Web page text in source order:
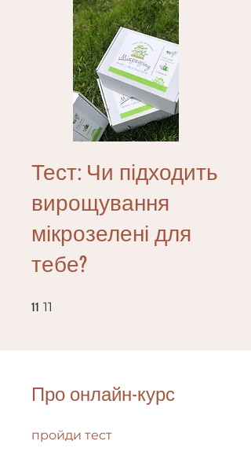
Тест: Чи підходить
вирощування
мікрозелені для
тебе?
11 11
Про онлайн-курс
пройди тест